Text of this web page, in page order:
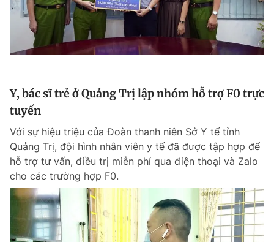
Y, bác sĩ trẻ ở Quảng Trị lập nhóm hỗ trợ F0 trực
tuyến
Với sự hiệu triệu của Đoàn thanh niên Sở Y tế tỉnh
Quảng Trị, đội hình nhân viên y tế đã được tập hợp để
hỗ trợ tư vấn, điều trị miễn phí qua điện thoại và Zalo
cho các trường hợp F0.